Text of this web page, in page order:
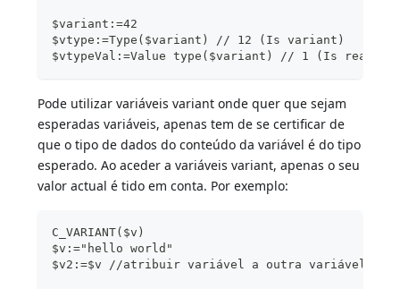
$variant:=42
$vtype:=Type($variant) // 12 (Is variant)
$vtypeVal:=Value type($variant) // 1 (Is real)
Pode utilizar variáveis variant onde quer que sejam
esperadas variáveis, apenas tem de se certificar de
que o tipo de dados do conteúdo da variável é do tipo
esperado. Ao aceder a variáveis variant, apenas o seu
valor actual é tido em conta. Por exemplo:
C_VARIANT($v)
$v:="hello world"
$v2:=$v //atribuir variável a outra variável